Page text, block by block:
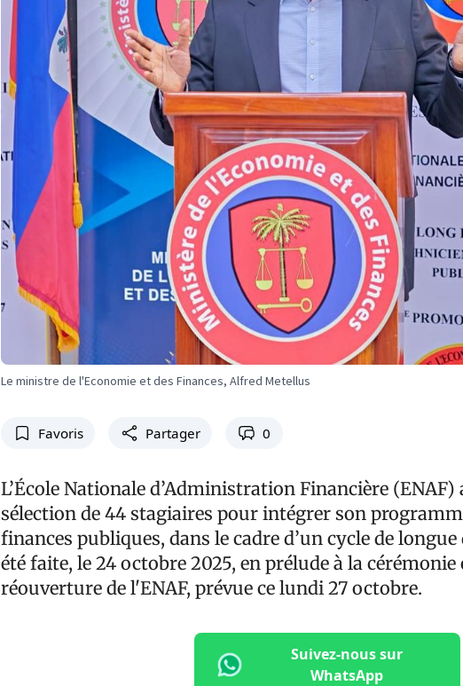
Le ministre de l'Economie et des Finances, Alfred Metellus
Favoris Partager 0
L’École Nationale d’Administration Financière (ENAF)
sélection de 44 stagiaires pour intégrer son
finances publiques, dans le cadre d’un cycle de longue
été faite, le 24 octobre 2025, en prélude à la
réouverture de l'ENAF, prévue ce lundi 27 octobre.
Suivez-nous sur
WhatsApp